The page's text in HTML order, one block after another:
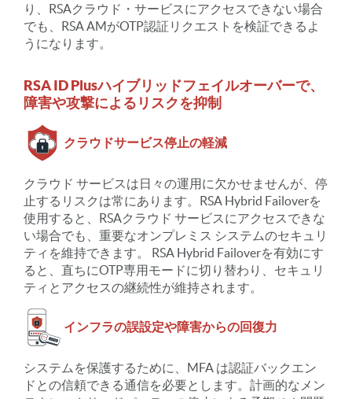
り、RSAクラウド・サービスにアクセスできない場合
でも、RSA AMがOTP認証リクエストを検証できるよ
うになります。
RSA ID Plusハイブリッドフェイルオーバーで、
障害や攻撃によるリスクを抑制
クラウドサービス停止の軽減
クラウド サービスは日々の運用に欠かせませんが、停
止するリスクは常にあります。RSA Hybrid Failoverを
使用すると、RSAクラウド サービスにアクセスできな
い場合でも、重要なオンプレミス システムのセキュリ
ティを維持できます。 RSA Hybrid Failoverを有効にす
ると、直ちにOTP専用モードに切り替わり、セキュリ
ティとアクセスの継続性が維持されます。
インフラの誤設定や障害からの回復力
システムを保護するために、MFA は認証バックエン
ドとの信頼できる通信を必要とします。計画的なメン